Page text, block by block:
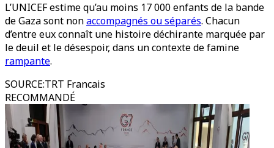
L’UNICEF estime qu’au moins 17 000 enfants de la bande
de Gaza sont nonaccompagnés ou séparés. Chacun
d’entre eux connaît une histoire déchirante marquée par
le deuil et le désespoir, dans un contexte de famine
rampante.
SOURCE:TRT Francais
RECOMMANDÉ